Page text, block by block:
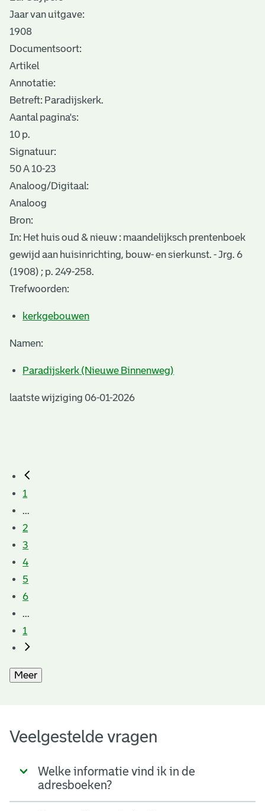
Jaar van uitgave:
1908
Documentsoort:
Artikel
Annotatie:
Betreft: Paradijskerk.
Aantal pagina's:
10 p.
Signatuur:
50 A 10-23
Analoog/Digitaal:
Analoog
Bron:
In: Het huis oud & nieuw : maandelijksch prentenboek
gewijd aan huisinrichting, bouw- en sierkunst. - Jrg. 6
(1908) ; p. 249-258.
Trefwoorden:
kerkgebouwen
Namen:
Paradijskerk (Nieuwe Binnenweg)
laatste wijziging 06-01-2026
1
...
2
3
4
5
6
...
1
Meer
Veelgestelde vragen
Welke informatie vind ik in de
adresboeken?